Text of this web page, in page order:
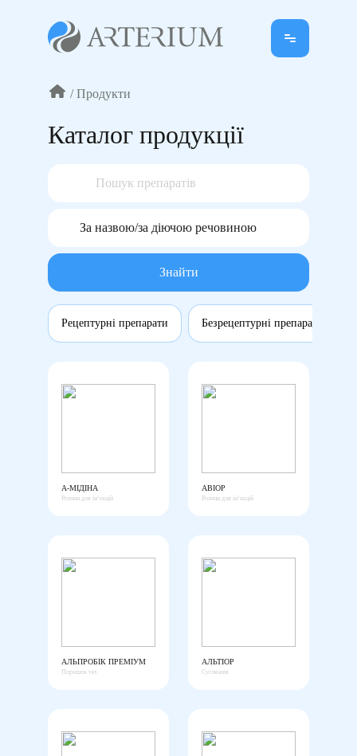
/ Продукти
Каталог продукції
Знайти
Рецептурні препарати Безрецептурні препарати
А-МІДІНА
Розчин для ін’єкцій
АВІОР
Розчин для ін’єкцій
АЛЬПРОБІК ПРЕМІУМ
Порошок vet.
АЛЬТІОР
Суспензія